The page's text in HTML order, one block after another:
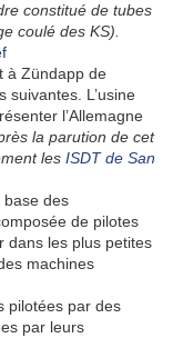
constitué de tubes
coulé des KS).
à Zündapp de
suivantes. L’usine
l’Allemagne
la parution de cet
les ISDT de San
base des
de pilotes
dans les plus petites
machines
pilotées par des
par leurs